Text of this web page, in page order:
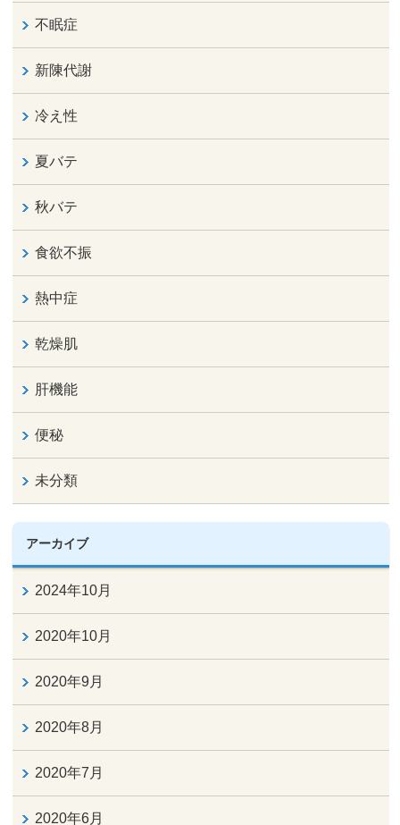
不眠症
新陳代謝
冷え性
夏バテ
秋バテ
食欲不振
熱中症
乾燥肌
肝機能
便秘
未分類
アーカイブ
2024年10月
2020年10月
2020年9月
2020年8月
2020年7月
2020年6月